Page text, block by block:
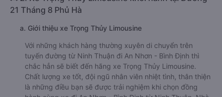
Số điện thoại đặt mua vé xe Ninh Thuận An Nhơn -
Bình Định: 1900 888684
🚌 2. Xe Trọng Thủy Limousine khởi hành tại Đường
21 Tháng 8 Phủ Hà
a. Giới thiệu xe Trọng Thủy Limousine
Với những khách hàng thường xuyên di chuyển trên
tuyến đường từ Ninh Thuận đi An Nhơn - Bình Định thì